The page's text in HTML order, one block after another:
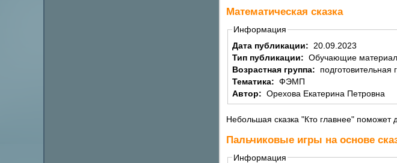
Математическая сказка
Информация
Дата публикации:
20.09.2023
Тип публикации: Обучающие
Возрастная группа:
подготовительная
Тематика: ФЭМП
Автор: Орехова Екатерина Петровна
Небольшая сказка "Кто главнее" поможет
Пальчиковые игры на основе
Информация